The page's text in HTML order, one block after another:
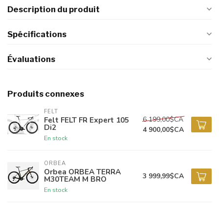
Description du produit
Spécifications
Évaluations
Produits connexes
FELT
Felt FELT FR Expert 105
Di2
En stock
6 199,00$CA
4 900,00$CA
ORBEA
Orbea ORBEA TERRA
M30TEAM M BRO
En stock
3 999,99$CA